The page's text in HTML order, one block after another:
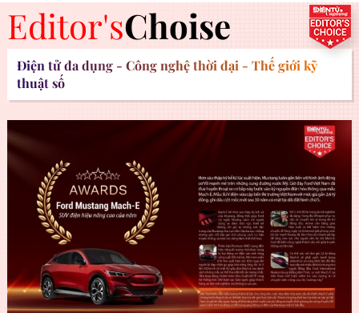
Editor'sChoise
Điện tử đa dụng - Công nghệ thời đại - Thế giới kỹ
thuật số